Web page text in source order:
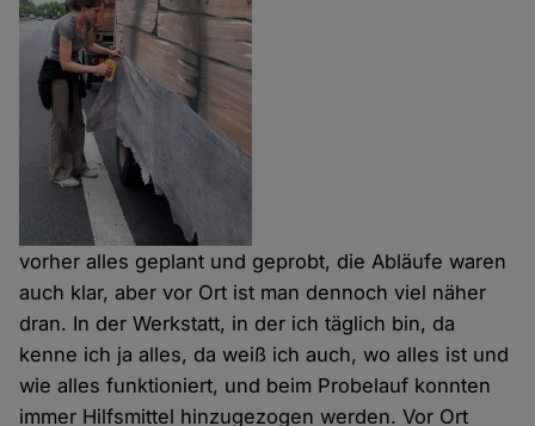
vorher alles geplant und geprobt, die Abläufe waren
auch klar, aber vor Ort ist man dennoch viel näher
dran. In der Werkstatt, in der ich täglich bin, da
kenne ich ja alles, da weiß ich auch, wo alles ist und
wie alles funktioniert, und beim Probelauf konnten
immer Hilfsmittel hinzugezogen werden. Vor Ort